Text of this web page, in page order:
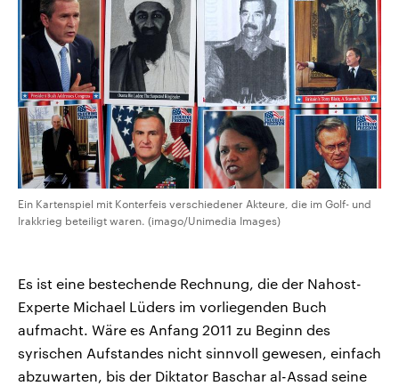
Ein Kartenspiel mit Konterfeis verschiedener Akteure, die im Golf- und
Irakkrieg beteiligt waren. (imago/Unimedia Images)
Es ist eine bestechende Rechnung, die der Nahost-
Experte Michael Lüders im vorliegenden Buch
aufmacht. Wäre es Anfang 2011 zu Beginn des
syrischen Aufstandes nicht sinnvoll gewesen, einfach
abzuwarten, bis der Diktator Baschar al-Assad seine